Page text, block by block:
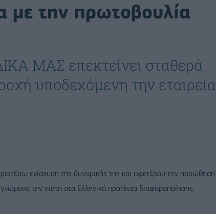
με την πρωτοβουλία
ΜΑΣ επεκτείνει σταθερά
υποδεχόμενη την εταιρεία
ενίσχυση της δυναμικής της και αφετέρου την προώθηση
γνώμονα την πίστη στα Ελληνικά προϊόντα διαφοροποίησης.